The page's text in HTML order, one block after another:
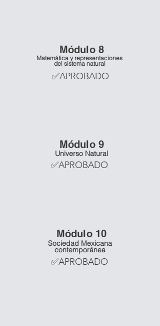
Matemática y representaciones
del sistema natural
Módulo 8
✅APROBADO
Módulo 9
Universo Natural
✅APROBADO
Sociedad Mexicana
contemporánea
✅APROBADO
Módulo 10